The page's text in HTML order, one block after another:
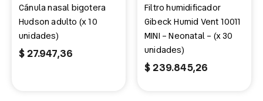
Cánula nasal bigotera
Hudson adulto (x 10
unidades)
$27.947,36
Filtro humidificador
Gibeck Humid Vent 10011
MINI – Neonatal – (x 30
unidades)
$239.845,26